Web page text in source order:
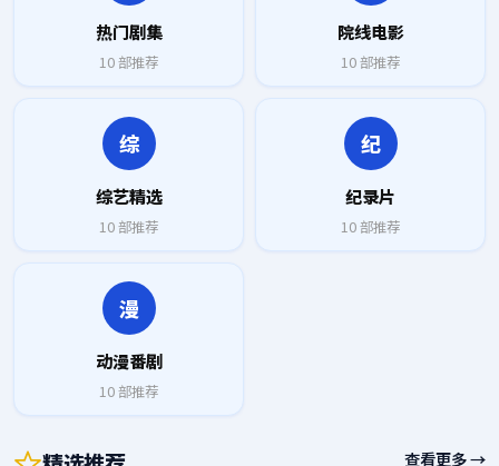
热门剧集
10部推荐
院线电影
10部推荐
综
综艺精选
10部推荐
纪
纪录片
10部推荐
漫
动漫番剧
10部推荐
查看更多 →